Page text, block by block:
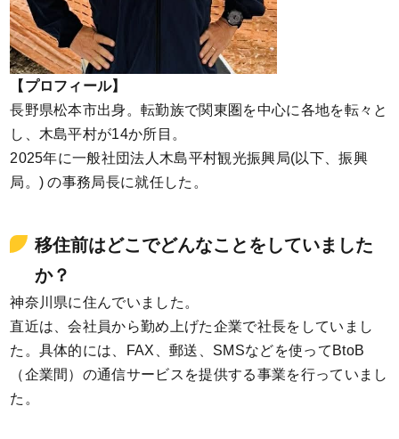
【プロフィール】
長野県松本市出身。転勤族で関東圏を中心に各地を転々と
し、木島平村が14か所目。
2025年に一般社団法人木島平村観光振興局(以下、振興
局。) の事務局長に就任した。
移住前はどこでどんなことをしていました
か？
神奈川県に住んでいました。
直近は、会社員から勤め上げた企業で社長をしていまし
た。具体的には、FAX、郵送、SMSなどを使ってBtoB
（企業間）の通信サービスを提供する事業を行っていまし
た。